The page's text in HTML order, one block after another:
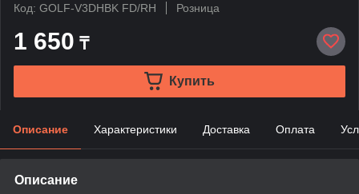
Код: GOLF-V3DHBK FD/RH
Розница
1 650 ₸
Купить
Описание Характеристики Доставка Оплата
Описание